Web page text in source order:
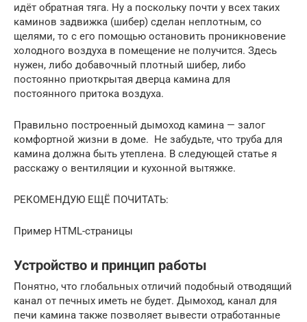
идёт обратная тяга. Ну а поскольку почти у всех таких
каминов задвижка (шибер) сделан неплотным, со
щелями, то с его помощью остановить проникновение
холодного воздуха в помещение не получится. Здесь
нужен, либо добавочный плотный шибер, либо
постоянно приоткрытая дверца камина для
постоянного притока воздуха.
Правильно построенный дымоход камина — залог
комфортной жизни в доме. Не забудьте, что труба для
камина должна быть утеплена. В следующей статье я
расскажу о вентиляции и кухонной вытяжке.
РЕКОМЕНДУЮ ЕЩЁ ПОЧИТАТЬ:
Пример HTML-страницы
Устройство и принцип работы
Понятно, что глобальных отличий подобный отводящий
канал от печных иметь не будет. Дымоход, канал для
печи камина также позволяет вывести отработанные